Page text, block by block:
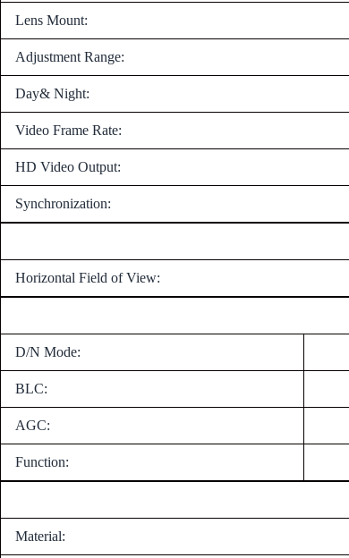
Lens Mount:
Adjustment Range:
Day& Night:
Video Frame Rate:
HD Video Output:
Synchronization:
Horizontal Field of View:
D/N Mode:
BLC:
AGC:
Function:
Material: